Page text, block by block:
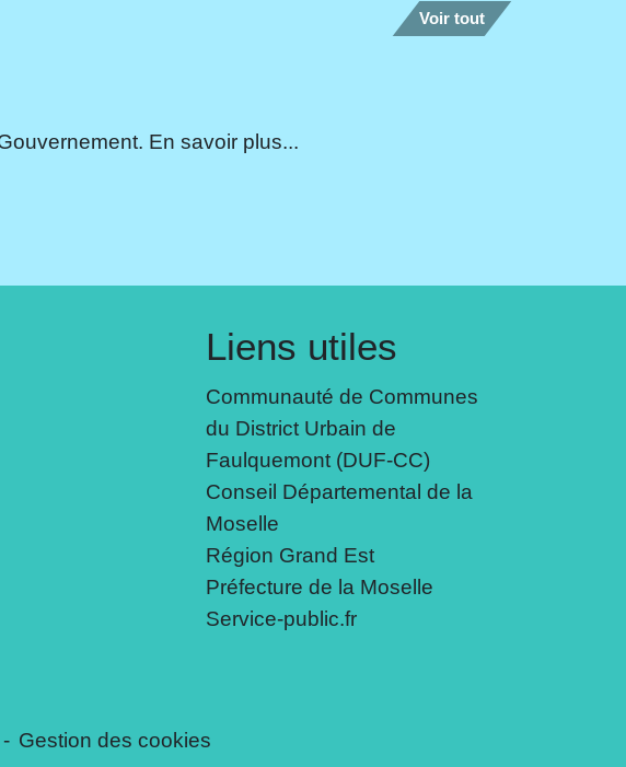
Voir tout
En savoir plus...
Liens utiles
Communauté de Communes
du District Urbain de
Faulquemont (DUF-CC)
Conseil Départemental de la
Moselle
Région Grand Est
Préfecture de la Moselle
Service-public.fr
- Gestion des cookies